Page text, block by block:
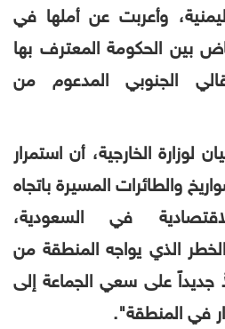
وأعربت عن أملها في
بين الحكومة المعترف بها
الجنوبي المدعوم من
لوزارة الخارجية، أن استمرار
والطائرات المسيرة باتجاه
في السعودية،
الذي يواجه المنطقة من
جديداً على سعي الجماعة إلى
في المنطقة".